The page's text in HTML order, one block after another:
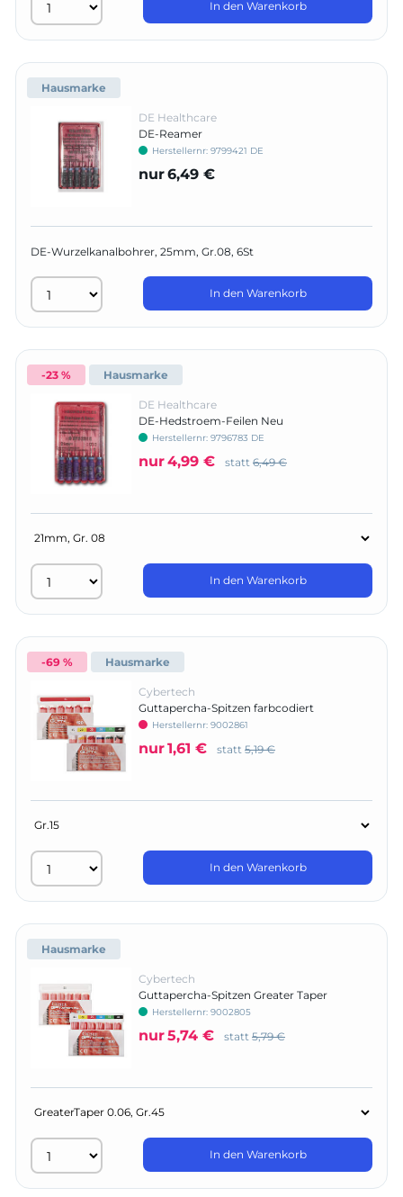
In den Warenkorb
Hausmarke
DE Healthcare
DE-Reamer
Herstellernr: 9799421 DE
nur6,49 €
DE-Wurzelkanalbohrer, 25mm, Gr.08, 6St
In den Warenkorb
-23 % Hausmarke
DE Healthcare
DE-Hedstroem-Feilen Neu
Herstellernr: 9796783 DE
nur4,99 € statt 6,49 €
In den Warenkorb
-69 % Hausmarke
Cybertech
Guttapercha-Spitzen farbcodiert
Herstellernr: 9002861
nur1,61 € statt 5,19 €
In den Warenkorb
Hausmarke
Cybertech
Guttapercha-Spitzen Greater Taper
Herstellernr: 9002805
nur5,74 € statt 5,79 €
In den Warenkorb